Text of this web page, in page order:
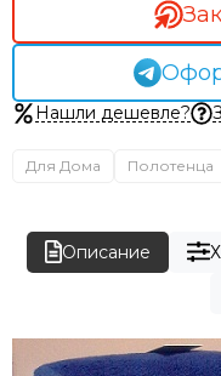
Нашли дешевле?
Для Дома Полотенца
Описание